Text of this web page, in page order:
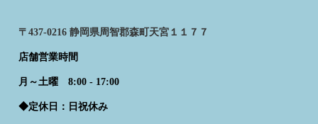
〒437-0216 静岡県周智郡森町天宮１１７７
店舗営業時間
月～土曜 8:00 - 17:00
◆定休日：日祝休み